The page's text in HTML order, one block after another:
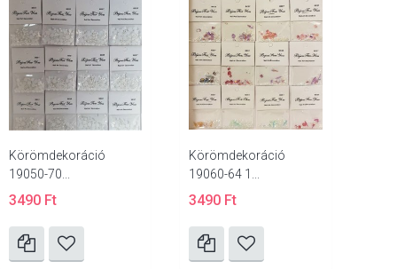
Körömdekoráció
19050-70...
3490 Ft
Körömdekoráció
19060-64 1...
3490 Ft